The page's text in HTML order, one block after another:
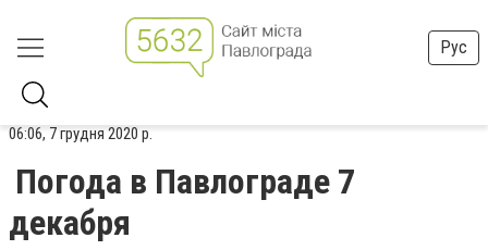
Рус
06:06, 7 грудня 2020 р.
Погода в Павлограде 7
декабря